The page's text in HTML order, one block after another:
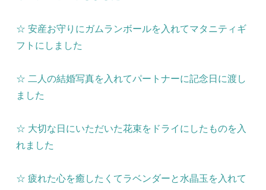
☆ 安産お守りにガムランボールを入れてマタニティギ
フトにしました
☆ 二人の結婚写真を入れてパートナーに記念日に渡し
ました
☆ 大切な日にいただいた花束をドライにしたものを入
れました
☆ 疲れた心を癒したくてラベンダーと水晶玉を入れて